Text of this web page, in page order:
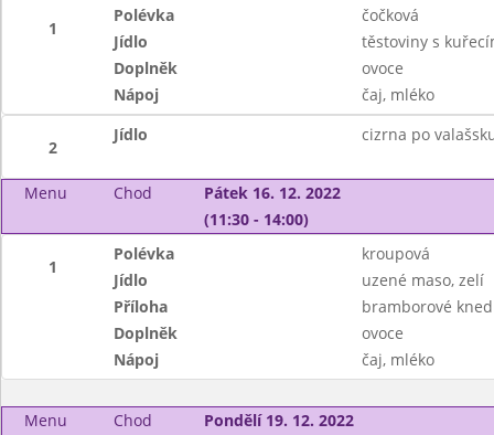
1
Polévka
čočková
Jídlo
těstoviny s
Doplněk
ovoce
Nápoj
čaj, mléko
2
Jídlo cizrna po
Menu Chod
Pátek 16. 12. 2022
(11:30 - 14:00)
1
Polévka
kroupová
Jídlo
uzené maso, zelí
Příloha
bramborové
Doplněk
ovoce
Nápoj
čaj, mléko
Menu Chod
Pondělí 19. 12. 2022